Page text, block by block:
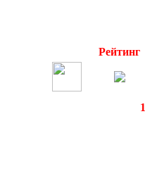
Рейтинг
1